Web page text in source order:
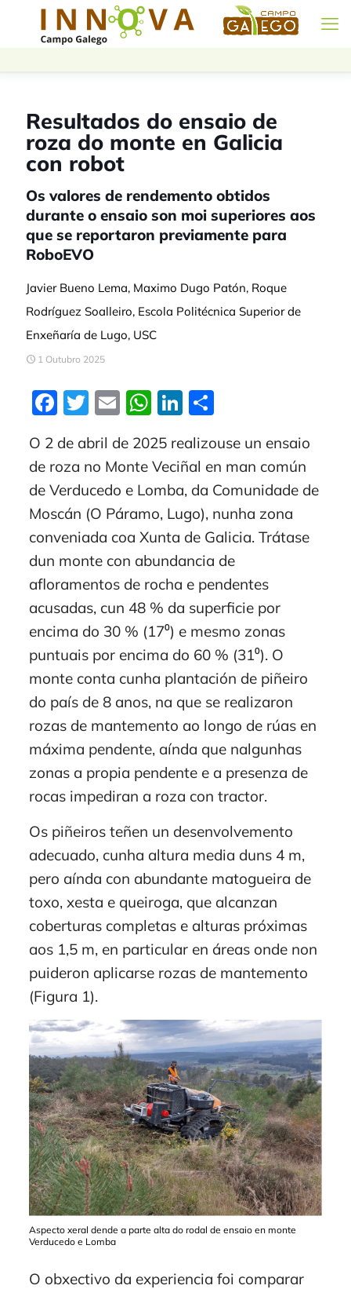
Resultados do ensaio de
roza do monte en Galicia
con robot
Os valores de rendemento obtidos
durante o ensaio son moi superiores aos
que se reportaron previamente para
RoboEVO
Javier Bueno Lema, Maximo Dugo Patón, Roque
Rodríguez Soalleiro, Escola Politécnica Superior de
Enxeñaría de Lugo, USC
1 Outubro 2025
Facebook
Twitter
EmailWhatsApp
LinkedIn
Compartir
O 2 de abril de 2025 realizouse un ensaio
de roza no Monte Veciñal en man común
de Verducedo e Lomba, da Comunidade de
Moscán (O Páramo, Lugo), nunha zona
conveniada coa Xunta de Galicia. Trátase
dun monte con abundancia de
afloramentos de rocha e pendentes
acusadas, cun 48 % da superficie por
encima do 30 % (17⁰) e mesmo zonas
puntuais por encima do 60 % (31⁰). O
monte conta cunha plantación de piñeiro
do país de 8 anos, na que se realizaron
rozas de mantemento ao longo de rúas en
máxima pendente, aínda que nalgunhas
zonas a propia pendente e a presenza de
rocas impediran a roza con tractor.
Os piñeiros teñen un desenvolvemento
adecuado, cunha altura media duns 4 m,
pero aínda con abundante matogueira de
toxo, xesta e queiroga, que alcanzan
coberturas completas e alturas próximas
aos 1,5 m, en particular en áreas onde non
puideron aplicarse rozas de mantemento
(Figura 1).
Aspecto xeral dende a parte alta do rodal de ensaio en monte
Verducedo e Lomba
O obxectivo da experiencia foi comparar